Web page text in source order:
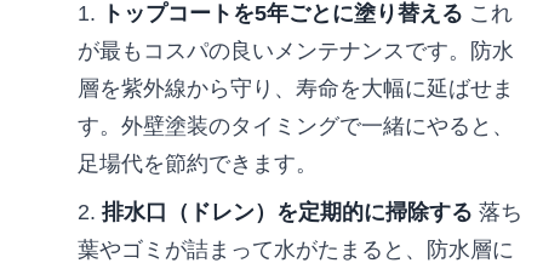
トップコートを5年ごとに塗り替える これ
が最もコスパの良いメンテナンスです。防水
層を紫外線から守り、寿命を大幅に延ばせま
す。外壁塗装のタイミングで一緒にやると、
足場代を節約できます。
排水口（ドレン）を定期的に掃除する 落ち
葉やゴミが詰まって水がたまると、防水層に